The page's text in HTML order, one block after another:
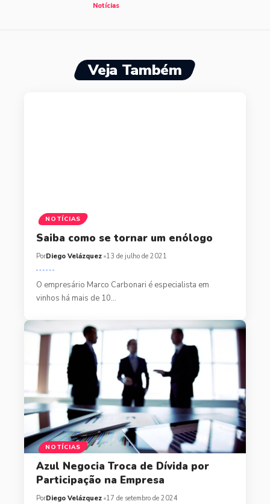
Notícias
Veja Também
NOTÍCIAS
Saiba como se tornar um enólogo
PorDiego Velázquez 13 de julho de 2021
O empresário Marco Carbonari é especialista em
vinhos há mais de 10…
NOTÍCIAS
Azul Negocia Troca de Dívida por
Participação na Empresa
PorDiego Velázquez 17 de setembro de 2024